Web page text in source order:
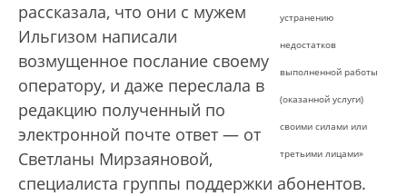
устранению
недостатков
выполненной работы
(оказанной услуги)
своими силами или
третьими лицами»
рассказала, что они с мужем
Ильгизом написали
возмущенное послание своему
оператору, и даже переслала в
редакцию полученный по
электронной почте ответ — от
Светланы Мирзаяновой,
специалиста группы поддержки абонентов.